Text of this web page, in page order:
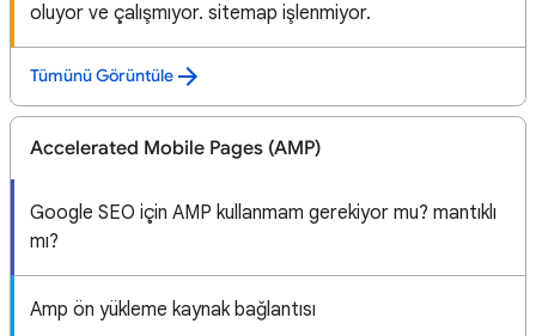
oluyor ve çalışmıyor. sitemap işlenmiyor.
Tümünü Görüntüle
Accelerated Mobile Pages (AMP)
Google SEO için AMP kullanmam gerekiyor mu? mantıklı
mı?
Amp ön yükleme kaynak bağlantısı